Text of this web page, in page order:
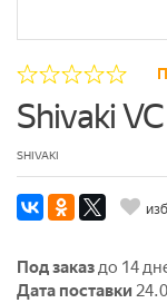
Shivaki
SHIVAKI
Под заказдо 14
Дата поставки